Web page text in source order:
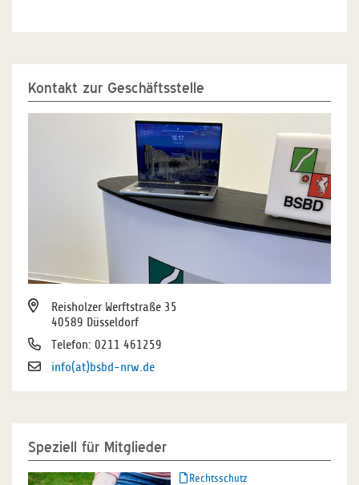
Kontakt zur Geschäftsstelle
Reisholzer Werftstraße 35
40589 Düsseldorf
Telefon: 0211 461259
info(at)bsbd-nrw.de
Speziell für Mitglieder
Rechtsschutz